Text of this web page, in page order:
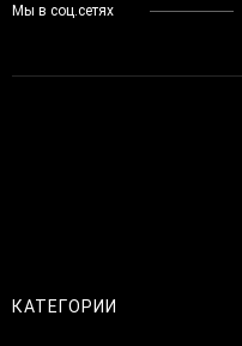
Мы в соц.сетях
КАТЕГОРИИ